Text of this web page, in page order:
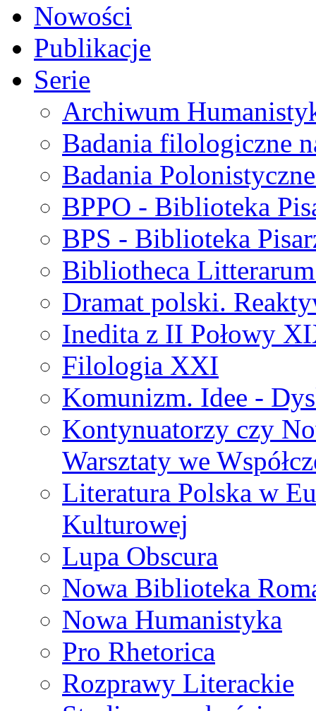
Nowości
Publikacje
Serie
Archiwum
Badania filologiczne
Badania
BPPO - Biblioteka
BPS - Biblioteka
Bibliotheca
Dramat polski.
Inedita z II Połowy
Filologia XXI
Komunizm. Idee -
Kontynuatorzy czy
Warsztaty we
Literatura Polska w
Kulturowej
Lupa Obscura
Nowa Biblioteka
Nowa Humanistyka
Pro Rhetorica
Rozprawy Literackie